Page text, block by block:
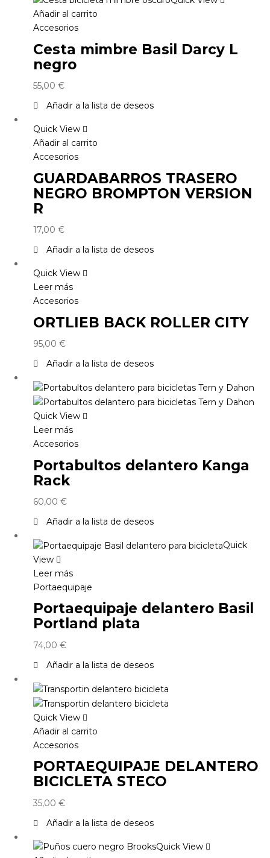
Añadir al carrito
Accesorios
Cesta mimbre Basil Darcy L
negro
55,00 €
Añadir a la lista de deseos
Quick View
Añadir al carrito
Accesorios
GUARDABARROS TRASERO
NEGRO BROMPTON VERSION
R
17,00 €
Añadir a la lista de deseos
Quick View
Leer más
Accesorios
ORTLIEB BACK ROLLER CITY
95,00 €
Añadir a la lista de deseos
Quick View
Leer más
Accesorios
Portabultos delantero Kanga
Rack
60,00 €
Añadir a la lista de deseos
Quick
View
Leer más
Portaequipaje
Portaequipaje delantero Basil
Portland plata
74,00 €
Añadir a la lista de deseos
Quick View
Añadir al carrito
Accesorios
PORTAEQUIPAJE DELANTERO
BICICLETA STECO
35,00 €
Añadir a la lista de deseos
Quick View